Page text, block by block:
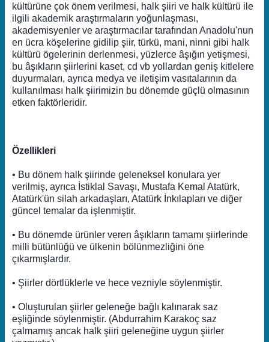
kültürüne çok önem verilmesi, halk şiiri ve halk kültürü ile
ilgili akademik araştırmaların yoğunlaşması,
akademisyenler ve araştırmacılar tarafından Anadolu'nun
en ücra köşelerine gidilip şiir, türkü, mani, ninni gibi halk
kültürü ögelerinin derlenmesi, yüzlerce âşığın yetişmesi,
bu âşıkların şiirlerini kaset, cd vb yollardan geniş kitlelere
duyurmaları, ayrıca medya ve iletişim vasıtalarının da
kullanılması halk şiirimizin bu dönemde güçlü olmasının
etken faktörleridir.
Özellikleri
• Bu dönem halk şiirinde geleneksel konulara yer
verilmiş, ayrıca İstiklal Savaşı, Mustafa Kemal Atatürk,
Atatürk'ün silah arkadaşları, Atatürk İnkılapları ve diğer
güncel temalar da işlenmiştir.
• Bu dönemde ürünler veren âşıkların tamamı şiirlerinde
milli bütünlüğü ve ülkenin bölünmezliğini öne
çıkarmışlardır.
• Şiirler dörtlüklerle ve hece vezniyle söylenmiştir.
• Oluşturulan şiirler geleneğe bağlı kalınarak saz
eşliğinde söylenmiştir. (Abdurrahim Karakoç saz
çalmamış ancak halk şiiri geleneğine uygun şiirler